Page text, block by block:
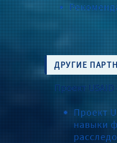
ДРУГИЕ
Проект
Проект
навыки